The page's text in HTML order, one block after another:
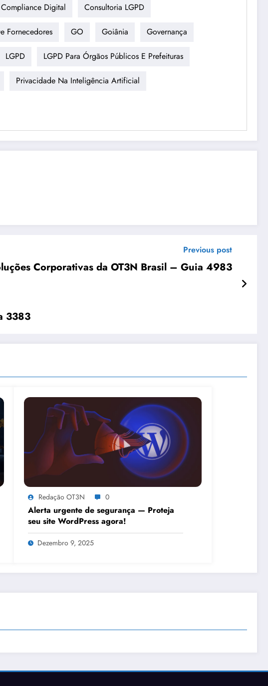
Compliance Digital Consultoria LGPD
Fornecedores GO Goiânia Governança
LGPD LGPD Para Órgãos Públicos E Prefeituras
Privacidade Na Inteligência Artificial
Previous post
Corporativas da OT3N Brasil – Guia 4983
3383
Redação OT3N 0
Alerta urgente de segurança — Proteja
seu site WordPress agora!
Dezembro 9, 2025